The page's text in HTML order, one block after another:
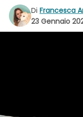
Di Francesca
23 Gennaio